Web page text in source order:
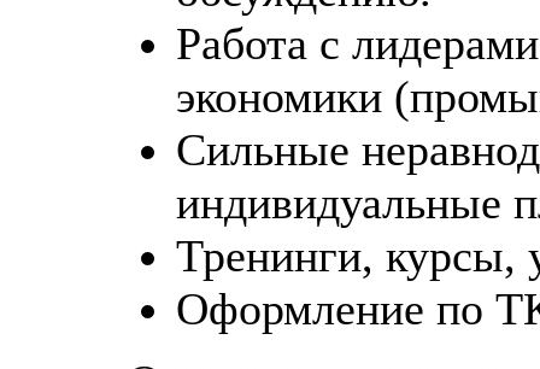
Работа с
экономики
Сильные
индивидуальные
Тренинги, курсы,
Оформление по